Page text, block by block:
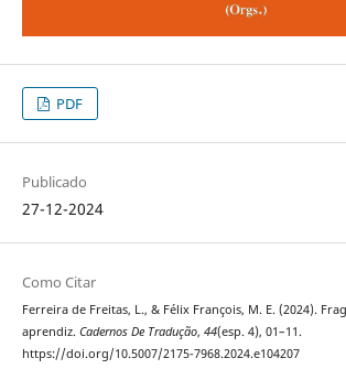
PDF
Publicado
27-12-2024
Como Citar
Ferreira de Freitas, L., & Félix François, M. E. (2024).
aprendiz. Cadernos De Tradução, 44(esp. 4), 01–11.
https://doi.org/10.5007/2175-7968.2024.e104207